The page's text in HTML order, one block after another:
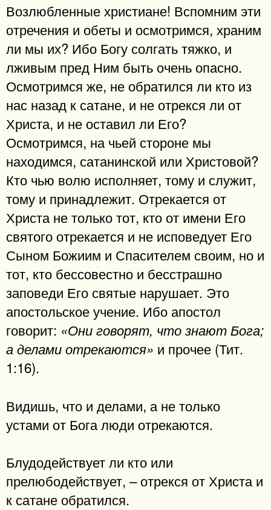
Возлюбленные христиане! Вспомним эти
отречения и обеты и осмотримся, храним
ли мы их? Ибо Богу солгать тяжко, и
лживым пред Ним быть очень опасно.
Осмотримся же, не обратился ли кто из
нас назад к сатане, и не отрекся ли от
Христа, и не оставил ли Его?
Осмотримся, на чьей стороне мы
находимся, сатанинской или Христовой?
Кто чью волю исполняет, тому и служит,
тому и принадлежит. Отрекается от
Христа не только тот, кто от имени Его
святого отрекается и не исповедует Его
Сыном Божиим и Спасителем своим, но и
тот, кто бессовестно и бесстрашно
заповеди Его святые нарушает. Это
апостольское учение. Ибо апостол
говорит: «Они говорят, что знают Бога;
а делами отрекаются» и прочее (Тит.
1:16).
Видишь, что и делами, а не только
устами от Бога люди отрекаются.
Блудодействует ли кто или
прелюбодействует, – отрекся от Христа и
к сатане обратился.